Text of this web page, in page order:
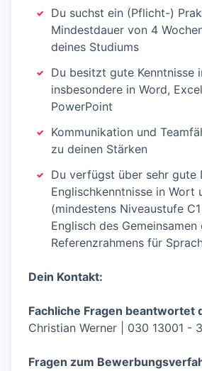
Du suchst ein (Pflicht-)
Mindestdauer von 4
deines Studiums
Du besitzt gute Kenntnisse
insbesondere in Word,
PowerPoint
Kommunikation und
zu deinen Stärken
Du verfügst über sehr gute
Englischkenntnisse in Wort
(mindestens Niveaustufe
Englisch des
Referenzrahmens für
Dein Kontakt:
Fachliche Fragen beantwortet
Christian Werner | 030 13001 -
Fragen zum